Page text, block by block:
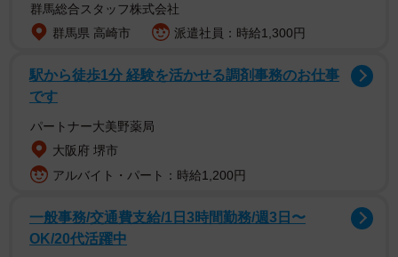
群馬総合スタッフ株式会社
群馬県 高崎市
派遣社員：時給1,300円
駅から徒歩1分 経験を活かせる調剤事務のお仕事
です
パートナー大美野薬局
大阪府 堺市
アルバイト・パート：時給1,200円
一般事務/交通費支給/1日3時間勤務/週3日〜
OK/20代活躍中